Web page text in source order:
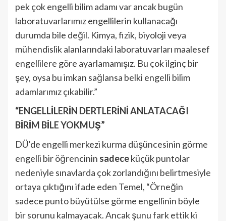
pek çok engelli bilim adamı var ancak bugün
laboratuvarlarımız engellilerin kullanacağı
durumda bile değil. Kimya, fizik, biyoloji veya
mühendislik alanlarındaki laboratuvarları maalesef
engellilere göre ayarlamamışız. Bu çok ilginç bir
şey, oysa bu imkan sağlansa belki engelli bilim
adamlarımız çıkabilir.”
“ENGELLİLERİN DERTLERİNİ ANLATACAĞI
BİRİM BİLE YOKMUŞ”
DÜ’de engelli merkezi kurma düşüncesinin görme
engelli bir öğrencinin sadeceküçük puntolar
nedeniyle sınavlarda çok zorlandığını belirtmesiyle
ortaya çıktığını ifade eden Temel, “Örneğin
sadece punto büyütülse görme engellinin böyle
bir sorunu kalmayacak. Ancak şunu fark ettik ki